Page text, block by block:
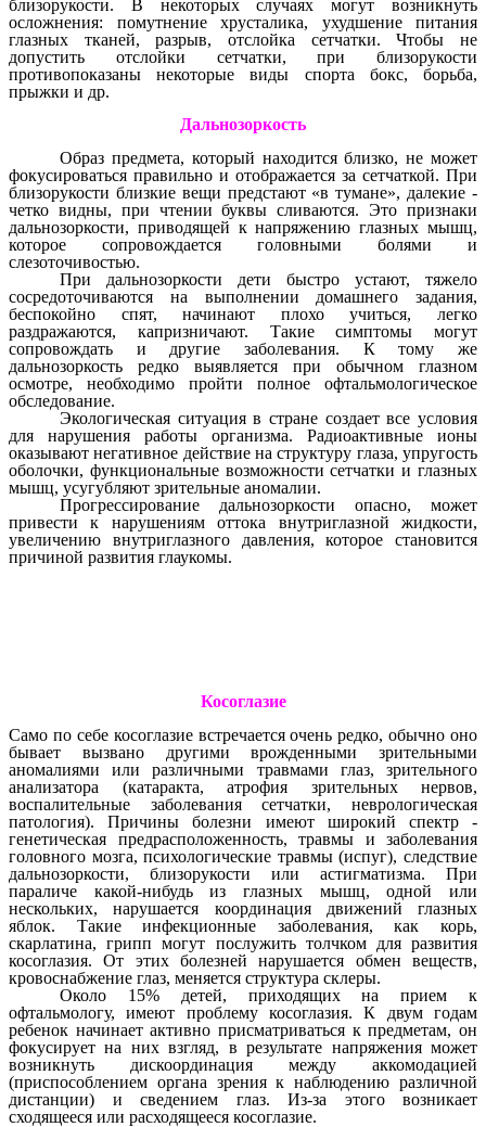
близорукости. В некоторых случаях могут возникнуть
осложнения: помутнение хрусталика, ухудшение питания
глазных тканей, разрыв, отслойка сетчатки. Чтобы не
допустить отслойки сетчатки, при близорукости
противопоказаны некоторые виды спорта бокс, борьба,
прыжки и др.
Дальнозоркость
Образ предмета, который находится близко, не может
фокусироваться правильно и отображается за сетчаткой. При
близорукости близкие вещи предстают «в тумане», далекие -
четко видны, при чтении буквы сливаются. Это признаки
дальнозоркости, приводящей к напряжению глазных мышц,
которое сопровождается головными болями и
слезоточивостью.
При дальнозоркости дети быстро устают, тяжело
сосредоточиваются на выполнении домашнего задания,
беспокойно спят, начинают плохо учиться, легко
раздражаются, капризничают. Такие симптомы могут
сопровождать и другие заболевания. К тому же
дальнозоркость редко выявляется при обычном глазном
осмотре, необходимо пройти полное офтальмологическое
обследование.
Экологическая ситуация в стране создает все условия
для нарушения работы организма. Радиоактивные ионы
оказывают негативное действие на структуру глаза, упругость
оболочки, функциональные возможности сетчатки и глазных
мышц, усугубляют зрительные аномалии.
Прогрессирование дальнозоркости опасно, может
привести к нарушениям оттока внутриглазной жидкости,
увеличению внутриглазного давления, которое становится
причиной развития глаукомы.
Косоглазие
Само по себе косоглазие встречается очень редко, обычно оно
бывает вызвано другими врожденными зрительными
аномалиями или различными травмами глаз, зрительного
анализатора (катаракта, атрофия зрительных нервов,
воспалительные заболевания сетчатки, неврологическая
патология). Причины болезни имеют широкий спектр -
генетическая предрасположенность, травмы и заболевания
головного мозга, психологические травмы (испуг), следствие
дальнозоркости, близорукости или астигматизма. При
параличе какой-нибудь из глазных мышц, одной или
нескольких, нарушается координация движений глазных
яблок. Такие инфекционные заболевания, как корь,
скарлатина, грипп могут послужить толчком для развития
косоглазия. От этих болезней нарушается обмен веществ,
кровоснабжение глаз, меняется структура склеры.
Около 15% детей, приходящих на прием к
офтальмологу, имеют проблему косоглазия. К двум годам
ребенок начинает активно присматриваться к предметам, он
фокусирует на них взгляд, в результате напряжения может
возникнуть дискоординация между аккомодацией
(приспособлением органа зрения к наблюдению различной
дистанции) и сведением глаз. Из-за этого возникает
сходящееся или расходящееся косоглазие.